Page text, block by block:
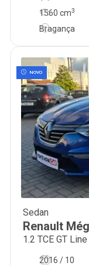
1560 cm3
Bragança
NOVO
Sedan
Renault
1.2 TCE GT Line
2016 / 10